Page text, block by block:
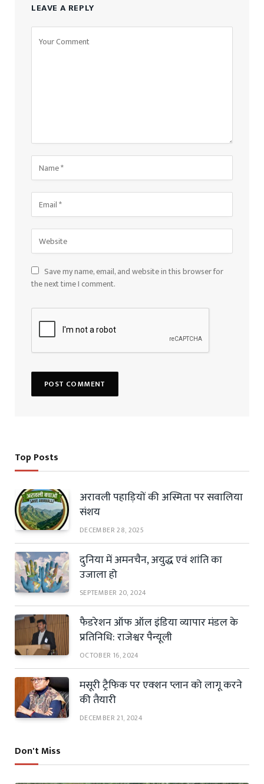
LEAVE A REPLY
Save my name, email, and website in this browser for
the next time I comment.
Top Posts
अरावली पहाड़ियों की अस्मिता पर सवालिया
संशय
DECEMBER 28, 2025
दुनिया में अमनचैन, अयुद्ध एवं शांति का
उजाला हो
SEPTEMBER 20, 2024
फैडरेशन ऑफ ऑल इंडिया व्यापार मंडल के
प्रतिनिधि: राजेश्वर पैन्यूली
OCTOBER 16, 2024
मसूरी ट्रैफिक पर एक्शन प्लान को लागू करने
की तैयारी
DECEMBER 21, 2024
Don't Miss